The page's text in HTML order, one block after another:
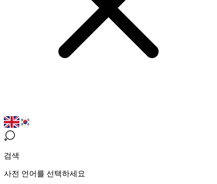
검색
사전 언어를 선택하세요